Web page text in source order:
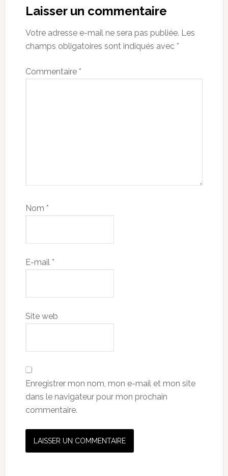
Interactions
Laisser un commentaire
Votre adresse e-mail ne sera pas publiée. Les
champs obligatoires sont indiqués avec *
Commentaire *
Nom *
E-mail *
Site web
Enregistrer mon nom, mon e-mail et mon site
dans le navigateur pour mon prochain
commentaire.